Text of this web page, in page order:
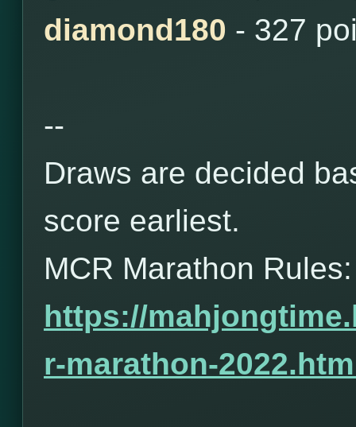
diamond180 - 327
--
Draws are decided
score earliest.
MCR Marathon Rules:
https://
r-marathon-